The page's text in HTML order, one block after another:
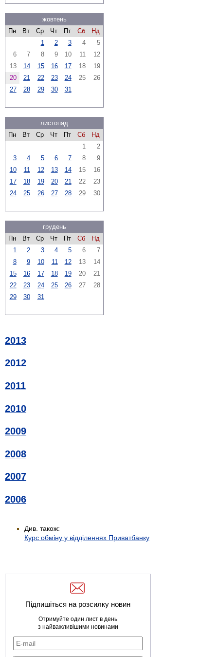
жовтень
Пн
Вт Ср Чт Пт Сб
Нд
1
2 3 4
5
6
7 8 9 10 11
12
13
14 15 16 17 18
19
20
21 22 23 24 25
26
27
28 29 30 31
листопад
Пн
Вт Ср Чт Пт Сб
Нд
1
2
3
4 5 6 7 8
9
10
11 12 13 14 15
16
17
18 19 20 21 22
23
24
25 26 27 28 29 30
грудень
Пн
Вт Ср Чт Пт Сб
Нд
1
2 3 4 5 6
7
8
9 10 11 12 13
14
15
16 17 18 19 20
21
22
23 24 25 26 27
28
29
30 31
2013
2012
2011
2010
2009
2008
2007
2006
Див. також:
Курс обміну у відділеннях Приватбанку
Підпишіться на розсилку новин
Отримуйте один лист в день
з найважливішими новинами